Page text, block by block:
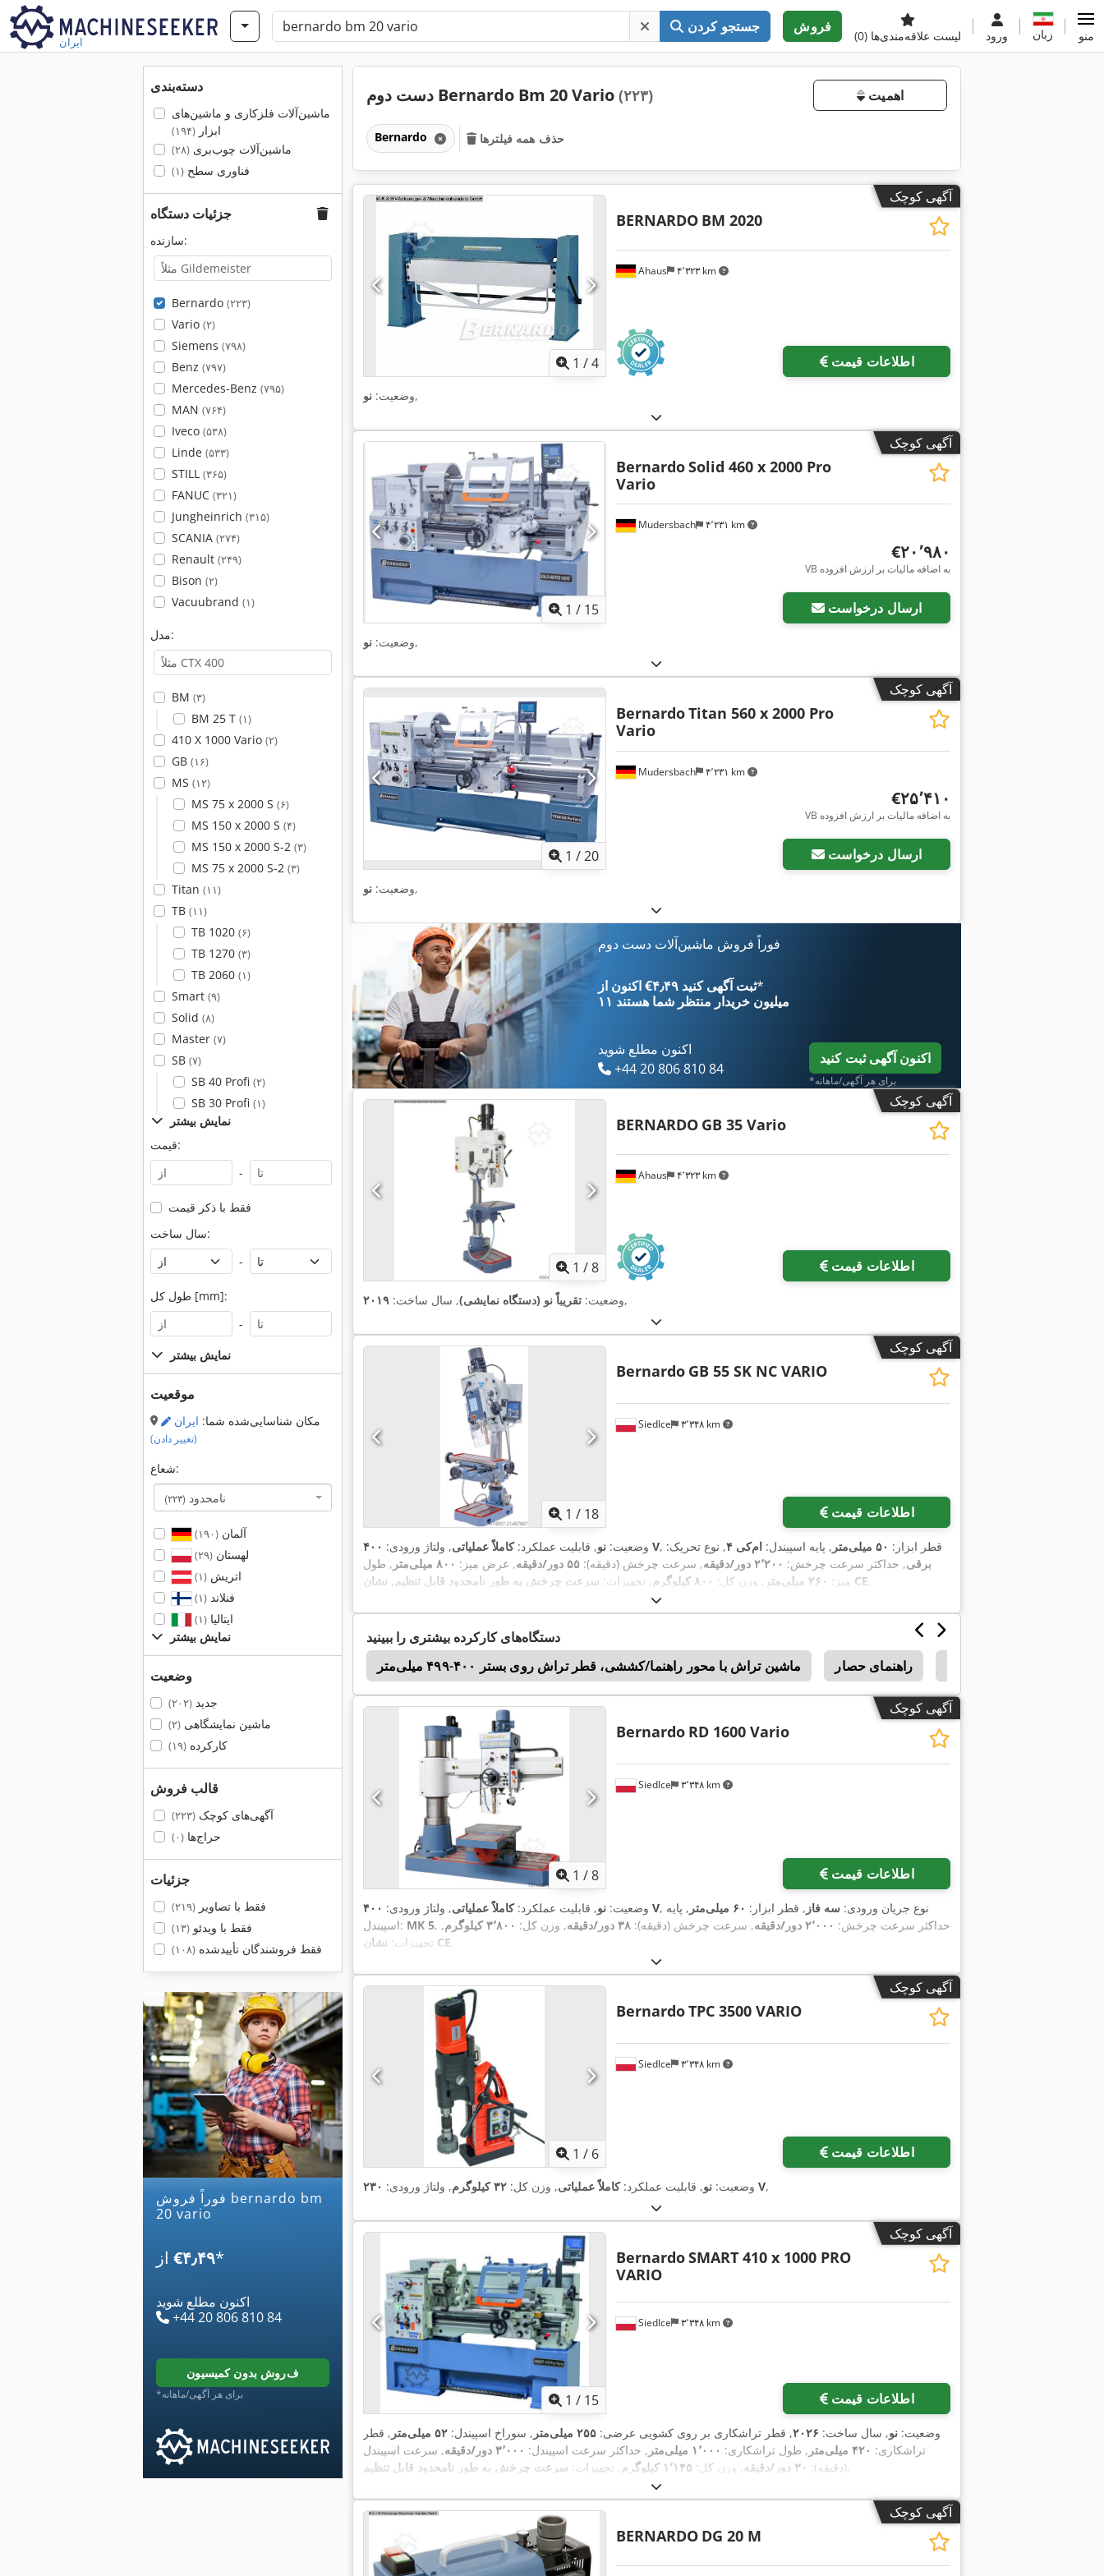
ایران
جستجو کردن فروش
لیست علاقه‌مندی‌ها (0) ورود زبان منو
دسته‌بندی
ماشین‌آلات فلزکاری و ماشین‌های
ابزار(۱۹۴)
ماشین‌آلات چوب‌بری(۲۸)
فناوری سطح(۱)
جزئیات دستگاه
سازنده:
Bernardo (۲۲۳)
Vario (۲)
Siemens (۷۹۸)
Benz (۷۹۷)
Mercedes-Benz (۷۹۵)
MAN (۷۶۴)
Iveco (۵۳۸)
Linde (۵۳۳)
STILL (۳۶۵)
FANUC (۳۲۱)
Jungheinrich (۳۱۵)
SCANIA (۲۷۴)
Renault (۲۴۹)
Bison (۲)
Vacuubrand (۱)
مدل:
BM (۳)
BM 25 T (۱)
410 X 1000 Vario (۲)
GB (۱۶)
MS (۱۲)
MS 75 x 2000 S (۶)
MS 150 x 2000 S (۴)
MS 150 x 2000 S-2 (۳)
MS 75 x 2000 S-2 (۳)
Titan (۱۱)
TB (۱۱)
TB 1020 (۶)
TB 1270 (۳)
TB 2060 (۱)
Smart (۹)
Solid (۸)
Master (۷)
SB (۷)
SB 40 Profi (۲)
SB 30 Profi (۱)
نمایش بیشتر
قیمت:
-
فقط با ذکر قیمت
سال ساخت:
-
طول کل [mm]:
-
نمایش بیشتر
موقعیت
مکان شناسایی‌شده شما: ایران
(تغییر دادن)
شعاع:
نامحدود (۲۲۳)
آلمان(۱۹۰)
لهستان(۲۹)
اتریش(۱)
فنلاند(۱)
ایتالیا(۱)
نمایش بیشتر
وضعیت
جدید(۲۰۲)
ماشین نمایشگاهی(۲)
کارکرده(۱۹)
قالب فروش
آگهی‌های کوچک(۲۲۳)
حراج‌ها(۰)
جزئیات
فقط با تصاویر(۲۱۹)
فقط با ویدئو(۱۳)
فقط فروشندگان تأییدشده(۱۰۸)
فوراً فروش bernardo bm
20 vario
‎€۴٫۴۹*
اکنون مطلع شوید
+44 20 806 810 84
فروش بدون کمیسیون
*برای هر آگهی/ماهانه
دست دوم Bernardo Bm 20 Vario (۲۲۳) اهمیت
Bernardo حذف همه فیلترها
آگهی کوچک
1 /4
Ahaus ۴٬۳۲۳ km
BERNARDO BM 2020
اطلاعات قیمت
وضعیت: نو ,
آگهی کوچک
1 / 15
Mudersbach ۴٬۲۳۱ km
BernardoSolid 460 x 2000 Pro
Vario
‎€۲۰٬۹۸۰
VB به اضافه مالیات بر ارزش افزوده
ارسال درخواست
وضعیت: نو ,
آگهی کوچک
1 /20
Mudersbach ۴٬۲۳۱ km
BernardoTitan 560 x 2000 Pro
Vario
‎€۲۵٬۴۱۰
VB به اضافه مالیات بر ارزش افزوده
ارسال درخواست
وضعیت: نو ,
فوراً فروش ماشین‌آلات دست دوم
اکنون از ‎€۴٫۴۹ ثبت آگهی کنید*
۱۱ میلیون خریدار منتظر شما هستند
اکنون مطلع شوید
+44 20 806 810 84
اکنون آگهی ثبت کنید
*برای هر آگهی/ماهانه
آگهی کوچک
1 /8
Ahaus ۴٬۳۲۳ km
BERNARDO GB 35 Vario
اطلاعات قیمت
وضعیت: تقریباً نو (دستگاه نمایشی), سال ساخت: ۲۰۱۹ ,
آگهی کوچک
1 / 18
Siedlce ۳٬۳۴۸ km
Bernardo GB 55 SK NC VARIO
اطلاعات قیمت
وضعیت: نو, قابلیت عملکرد:کاملاً عملیاتی, ولتاژ ورودی: ۴۰۰ V , قطر ابزار: ۵۰ میلی‌متر , پایه اسپیندل: ام‌کی ۴
, نوع تحریک:
برقی, حداکثر سرعت چرخش: ۲٬۲۰۰ دور/دقیقه , سرعت چرخش (دقیقه): ۵۵ دور/دقیقه , عرض میز: ۸۰۰ میلی‌متر
, طول
میز: ۲۶۰ میلی‌متر , وزن کل: ۸۰۰ کیلوگرم , تجهیزات: سرعت چرخش به طور نامحدود قابل تنظیم, نشان CE,
دستگاه‌های کارکرده بیشتری را ببینید
ماشین تراش با محور راهنما/کششی، قطر تراش روی بستر ۴۰۰-۴۹۹ میلی‌متر
راهنمای حصار
آگهی کوچک
1 /8
Siedlce ۳٬۳۴۸ km
Bernardo RD 1600 Vario
اطلاعات قیمت
وضعیت: نو, قابلیت عملکرد:کاملاً عملیاتی, ولتاژ ورودی: ۴۰۰ V , نوع جریان ورودی: سه فاز , قطر ابزار: ۶۰ میلی‌متر
, پایه
اسپیندل: MK 5 , حداکثر سرعت چرخش: ۲٬۰۰۰ دور/دقیقه , سرعت چرخش (دقیقه): ۳۸ دور/دقیقه , وزن کل: ۳٬۸۰۰ کیلوگرم
,
تجهیزات: نشان CE,
آگهی کوچک
1 / 6
Siedlce ۳٬۳۴۸ km
BernardoTPC 3500 VARIO
اطلاعات قیمت
وضعیت: نو, قابلیت عملکرد:کاملاً عملیاتی, وزن کل: ۳۲ کیلوگرم , ولتاژ ورودی: ۲۳۰ V,
آگهی کوچک
1 / 15
Siedlce ۳٬۳۴۸ km
BernardoSMART 410 x 1000 PRO
VARIO
اطلاعات قیمت
وضعیت: نو, سال ساخت: ۲۰۲۶, قطر تراشکاری بر روی کشویی عرضی: ۲۵۵ میلی‌متر , سوراخ اسپیندل: ۵۲ میلی‌متر
, قطر
تراشکاری: ۴۲۰ میلی‌متر , طول تراشکاری: ۱٬۰۰۰ میلی‌متر , حداکثر سرعت اسپیندل: ۳٬۰۰۰ دور/دقیقه
, سرعت اسپیندل
(دقیقه): ۳۰ دور/دقیقه , وزن کل: ۱٬۱۴۵ کیلوگرم , تجهیزات: سرعت چرخش به طور نامحدود قابل تنظیم ,
آگهی کوچک
BERNARDO DG 20 M